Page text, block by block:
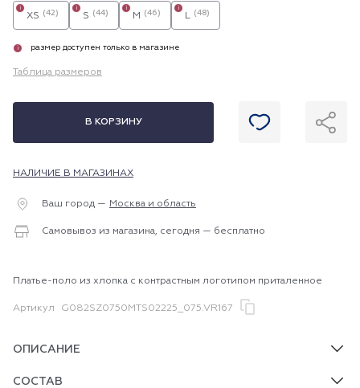
XS (42)
i
S (44)
i
M (46)
i
L (48)
i
i размер доступен только в магазине
Таблица размеров
В КОРЗИНУ
НАЛИЧИЕ В МАГАЗИНАХ
Ваш город — Москва и область
Самовывоз из магазина, сегодня — бесплатно
Платье-поло из хлопка с контрастным логотипом приталенное
Артикул G082SZ0750MTS02225_075.VR167
ОПИСАНИЕ
СОСТАВ